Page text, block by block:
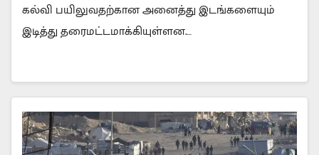
கல்வி பயிலுவதற்கான அனைத்து இடங்களையும்
இடித்து தரைமட்டமாக்கியுள்ளன.…